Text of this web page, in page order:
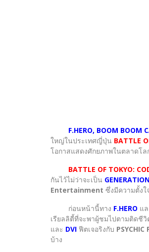
F.HERO, BOOM BOOM
ใหญ่ในประเทศญี่ปุ่น BATTLE
โอกาสแสดงศักยภาพในตลาดโล
BATTLE OF TOKYO:
กันไว้ไม่ว่าจะเป็น
Entertainment ซึ่งมีความตั้งใ
ก่อนหน้านี้ทาง F.HERO แ
เรียลลิตี้ที่จะพาผู้ชมไปตามติดชี
และ DVI ฟีตเจอริงกับ PSYCHIC
บ้าง